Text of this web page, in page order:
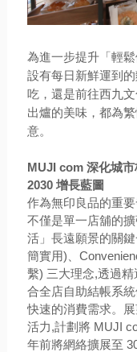
為進一步提升「輕
設有每日新鮮運到
吃，還是前往西九
出爐的美味，都為
意。
MUJI com 深化城
2030 增長藍圖
作為無印良品的重
不僅是單一店舖的
活」長遠願景的關
簡實用)、
繫) 三大理念,透過精
合全店自助結帳系
快速的消費需求。
活力,計劃將 MUJI
年前將網絡擴展至